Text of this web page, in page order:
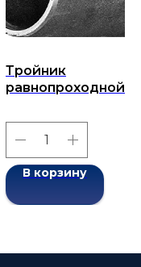
Тройник
равнопроходной
бесшовный ГОСТ
2001
В корзину